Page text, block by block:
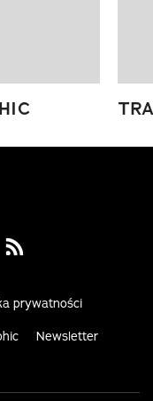
on Youtube
Visit us on Rss
prywatności
Newsletter